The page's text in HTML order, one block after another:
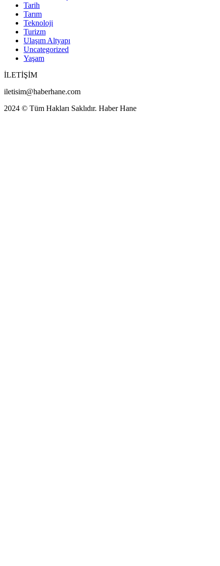
Tarih
Tarım
Teknoloji
Turizm
Ulaşım Altyapı
Uncategorized
Yaşam
İLETİŞİM
iletisim@haberhane.com
2024 © Tüm Hakları Saklıdır. Haber Hane